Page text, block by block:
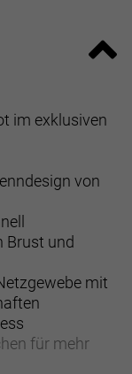
im exklusiven
von
Brust und
mit
für mehr